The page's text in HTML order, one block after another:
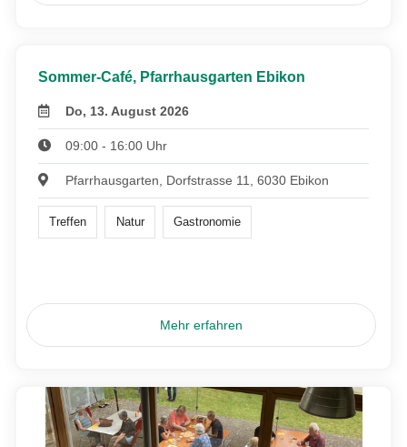
Sommer-Café, Pfarrhausgarten Ebikon
Do, 13. August 2026
09:00 - 16:00 Uhr
Pfarrhausgarten, Dorfstrasse 11, 6030 Ebikon
Treffen Natur Gastronomie
Mehr erfahren